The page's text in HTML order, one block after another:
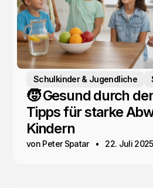
Schulkinder & Jugendliche
🧒 Gesund durch
Tipps für starke
Kindern
von Peter Spatar 22. Juli 2025